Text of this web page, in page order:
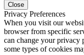
Close
Privacy Preferences
When you visit our
browser from specific
can change your privacy
some types of cookies